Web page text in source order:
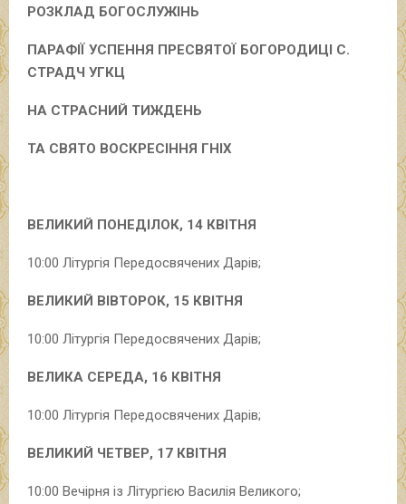
РОЗКЛАД БОГОСЛУЖІНЬ
ПАРАФІЇ УСПЕННЯ ПРЕСВЯТОЇ БОГОРОДИЦІ С.
СТРАДЧ УГКЦ
НА СТРАСНИЙ ТИЖДЕНЬ
ТА СВЯТО ВОСКРЕСІННЯ ГНІХ
ВЕЛИКИЙ ПОНЕДІЛОК, 14 КВІТНЯ
10:00 Літургія Передосвячених Дарів;
ВЕЛИКИЙ ВІВТОРОК, 15 КВІТНЯ
10:00 Літургія Передосвячених Дарів;
ВЕЛИКА СЕРЕДА, 16 КВІТНЯ
10:00 Літургія Передосвячених Дарів;
ВЕЛИКИЙ ЧЕТВЕР, 17 КВІТНЯ
10:00 Вечірня із Літургією Василія Великого;